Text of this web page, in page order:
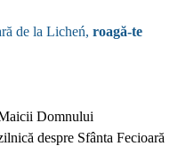
de la Licheń, roagă-te
Domnului
despre Sfânta Fecioară